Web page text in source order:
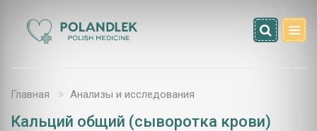
Главная Анализы и исследования
Кальций общий (сыворотка крови)